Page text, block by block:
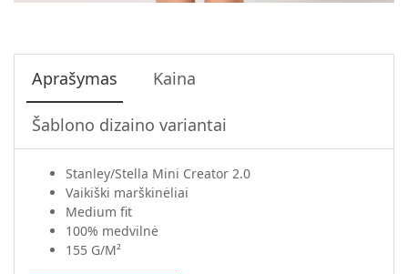
Aprašymas Kaina
Šablono dizaino variantai
Stanley/Stella Mini Creator 2.0
Vaikiški marškinėliai
Medium fit
100% medvilnė
155 G/M²